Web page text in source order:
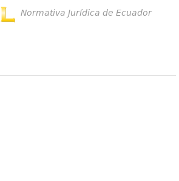
Normativa Jurídica de Ecuador